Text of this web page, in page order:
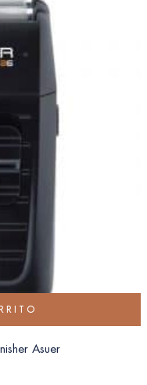
Asuer